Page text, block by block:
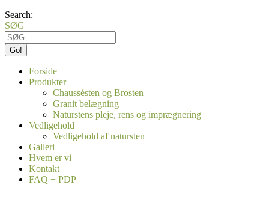
Search:
SØG
Forside
Produkter
Chaussésten og Brosten
Granit belægning
Naturstens pleje, rens og imprægnering
Vedligehold
Vedligehold af natursten
Galleri
Hvem er vi
Kontakt
FAQ + PDP